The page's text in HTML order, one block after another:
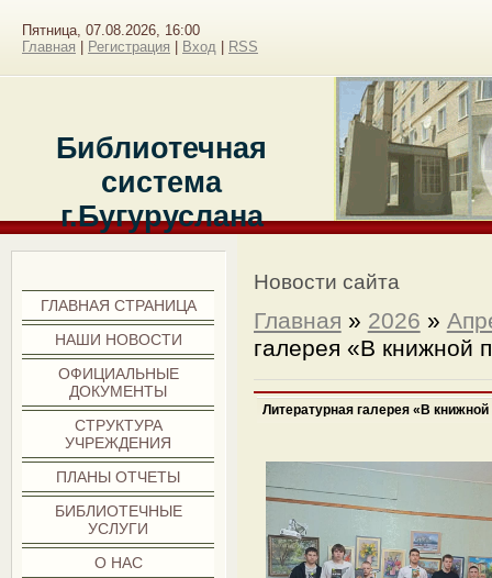
Пятница, 07.08.2026, 16:00
Главная
Регистрация Вход RSS
Библиотечная
система
г.Бугуруслана
ГЛАВНАЯ СТРАНИЦА
НАШИ НОВОСТИ
ОФИЦИАЛЬНЫЕ
ДОКУМЕНТЫ
СТРУКТУРА
УЧРЕЖДЕНИЯ
ПЛАНЫ ОТЧЕТЫ
БИБЛИОТЕЧНЫЕ
УСЛУГИ
О НАС
Новости сайта
Главная » 2026 »
галерея «В книжной
Литературная галерея «В